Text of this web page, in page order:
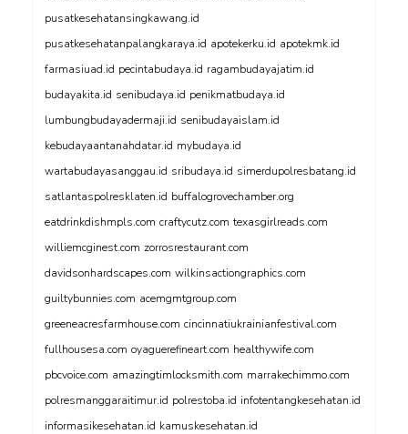
pusatkesehatansingkawang.id
pusatkesehatanpalangkaraya.id apotekerku.id apotekmk.id
farmasiuad.id pecintabudaya.id ragambudayajatim.id
budayakita.id senibudaya.id penikmatbudaya.id
lumbungbudayadermaji.id senibudayaislam.id
kebudayaantanahdatar.id mybudaya.id
wartabudayasanggau.id sribudaya.id simerdupolresbatang.id
satlantaspolresklaten.id buffalogrovechamber.org
eatdrinkdishmpls.com craftycutz.com texasgirlreads.com
williemcginest.com zorrosrestaurant.com
davidsonhardscapes.com wilkinsactiongraphics.com
guiltybunnies.com acemgmtgroup.com
greeneacresfarmhouse.com cincinnatiukrainianfestival.com
fullhousesa.com oyaguerefineart.com healthywife.com
pbcvoice.com amazingtimlocksmith.com marrakechimmo.com
polresmanggaraitimur.id polrestoba.id infotentangkesehatan.id
informasikesehatan.id kamuskesehatan.id